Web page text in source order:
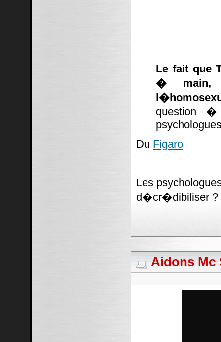
Le fait que
� main,
question �
Du Figaro
Les
d�cr�dibiliser ?
Aidons Mc